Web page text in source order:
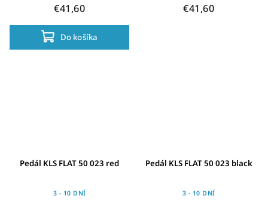
€41,60
Do košíka
€41,60
Pedál KLS FLAT 50 023 red
3 - 10 DNÍ
Pedál KLS FLAT 50 023 black
3 - 10 DNÍ